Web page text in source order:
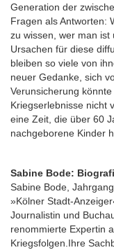
Generation der
Fragen als Antworten:
zu wissen, wer man ist
Ursachen für diese
bleiben so viele von
neuer Gedanke, sich
Verunsicherung
Kriegserlebnisse nicht
eine Zeit, die über 60
nachgeborene Kinder
Sabine Bode:
Sabine Bode,
»Kölner Stadt-
Journalistin und
renommierte Expertin
Kriegsfolgen.Ihre